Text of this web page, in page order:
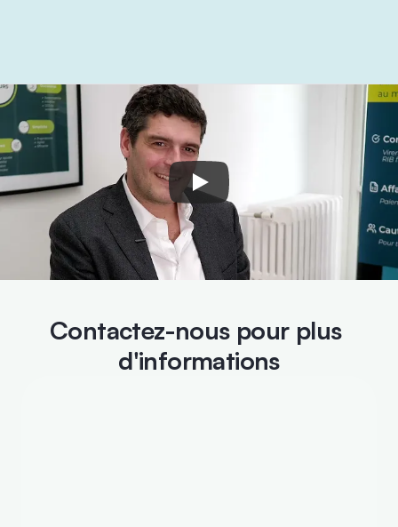
Contactez-nous pour plus
d'informations